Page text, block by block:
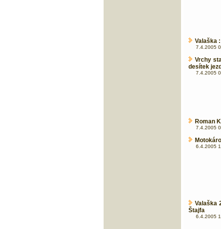
Valaška
7.4.2005
Vrchy
desítek
7.4.2005
Roman
7.4.2005
6.4.2005
Valaška
Štajfa
6.4.2005